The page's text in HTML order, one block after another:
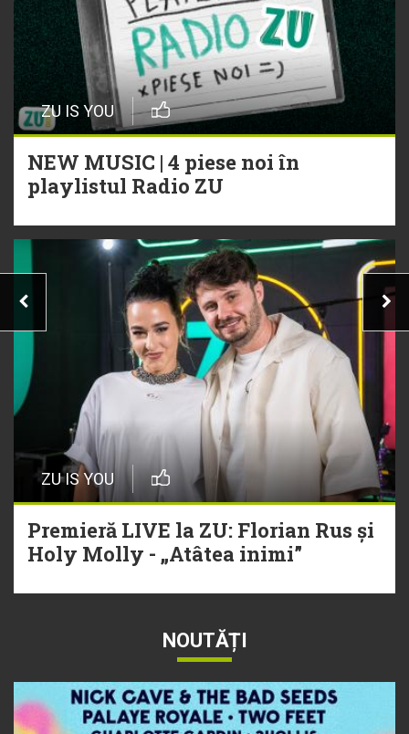
ZU IS YOU
NEW MUSIC | 4 piese noi în
playlistul Radio ZU
ZU IS YOU
Premieră LIVE la ZU: Florian Rus și
Holy Molly - „Atâtea inimi”
NOUTĂȚI